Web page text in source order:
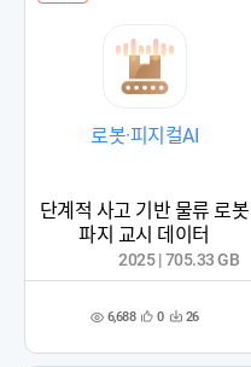
로봇·피지컬AI
단계적 사고 기반 물류 로봇
파지 교시 데이터
조 6,688 관
록
0 다 26
2025 | 705.33 GB